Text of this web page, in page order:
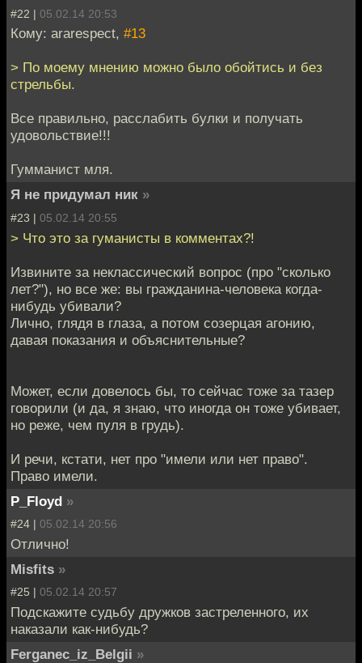
#22 | 05.02.14 20:53
Кому: ararespect, #13
> По моему мнению можно было обойтись и без
стрельбы.
Все правильно, расслабить булки и получать
удовольствие!!!
Гумманист мля.
Я не придумал ник »
#23 | 05.02.14 20:55
> Что это за гуманисты в комментах?!
Извините за неклассический вопрос (про "сколько
лет?"), но все же: вы гражданина-человека когда-
нибудь убивали?
Лично, глядя в глаза, а потом созерцая агонию,
давая показания и объяснительные?
Может, если довелось бы, то сейчас тоже за тазер
говорили (и да, я знаю, что иногда он тоже убивает,
но реже, чем пуля в грудь).
И речи, кстати, нет про "имели или нет право".
Право имели.
P_Floyd »
#24 | 05.02.14 20:56
Отлично!
Misfits »
#25 | 05.02.14 20:57
Подскажите судьбу дружков застреленного, их
наказали как-нибудь?
Ferganec_iz_Belgii »